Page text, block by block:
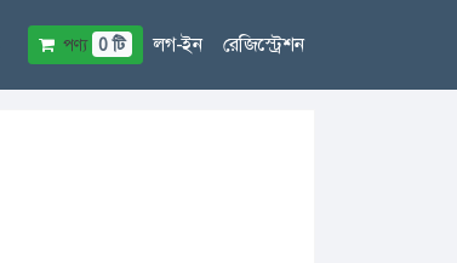
পণ্য 0 টি লগ-ইন রেজিস্ট্রেশন